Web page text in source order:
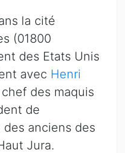
la cité
(01800
des Etats Unis
avec Henri
chef des maquis
de
anciens des
Jura.